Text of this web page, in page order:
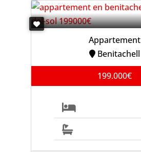
Appartement
Benitachell
199.000€